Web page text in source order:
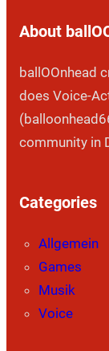
About
ballOOnhead
does Voice-
community in
Categories
Allgemein
Games
Musik
Voice